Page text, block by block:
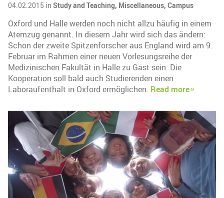
04.02.2015 in Study and Teaching, Miscellaneous, Campus
Oxford und Halle werden noch nicht allzu häufig in einem
Atemzug genannt. In diesem Jahr wird sich das ändern:
Schon der zweite Spitzenforscher aus England wird am 9.
Februar im Rahmen einer neuen Vorlesungsreihe der
Medizinischen Fakultät in Halle zu Gast sein. Die
Kooperation soll bald auch Studierenden einen
Laboraufenthalt in Oxford ermöglichen. Read more